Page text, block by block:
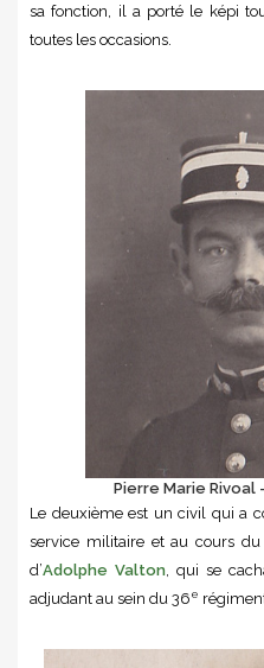
sa fonction, il a porté le képi
toutes les occasions.
Pierre Marie
Le deuxième est un civil qui a
service militaire et au cours
d’Adolphe Valton, qui se
adjudant au sein du 36e